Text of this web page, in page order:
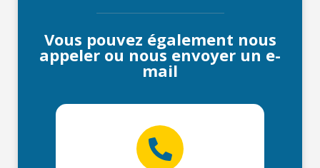
Vous pouvez également nous
appeler ou nous envoyer un e-
mail